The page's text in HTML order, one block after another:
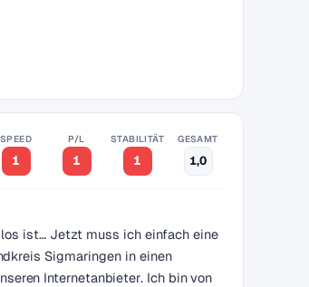
SPEED
1
P/L
1
STABILITÄT
1
GESAMT
1,0
los ist… Jetzt muss ich einfach eine
Sigmaringen in einen
Internetanbieter. Ich bin von